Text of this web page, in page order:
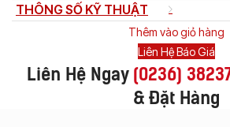
THÔNG SỐ KỸ THUẬT
Thêm vào giỏ hàng
Liên Hệ Báo Giá
Liên Hệ Ngay (0236)
& Đặt Hàng